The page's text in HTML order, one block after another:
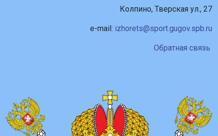
Колпино, Тверская ул., 27
e-mail: izhorets@sport.gugov.spb.ru
Обратная связь